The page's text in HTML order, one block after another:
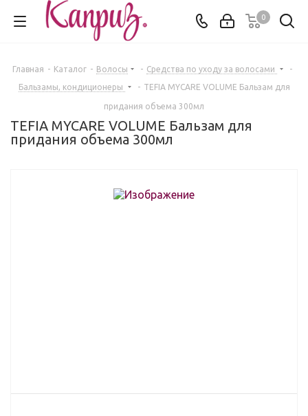
0
Главная - Каталог - Волосы - Средства по уходу за волосами
-
Бальзамы, кондиционеры
- TEFIA MYCARE VOLUME Бальзам для
придания объема 300мл
TEFIA MYCARE VOLUME Бальзам для
придания объема 300мл